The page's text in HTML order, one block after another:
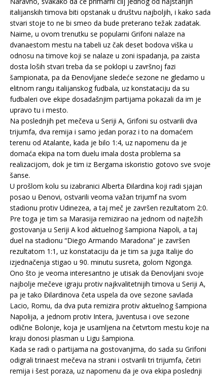
italijanskih timova biti opstanak u društvu najboljih, i kako sada
stvari stoje to ne bi smeo da bude preterano težak zadatak.
Naime, u ovom trenutku se popularni Grifoni nalaze na
dvanaestom mestu na tabeli uz čak deset bodova viška u
odnosu na timove koji se nalaze u zoni ispadanja, pa zaista
dosta loših stvari treba da se poklopi u završnoj fazi
šampionata, pa da Đenovljane sledeće sezone ne gledamo u
elitnom rangu italijanskog fudbala, uz konstataciju da su
fudbaleri ove ekipe dosadašnjim partijama pokazali da im je
upravo tu i mesto.
Na poslednjih pet mečeva u Seriji A, Grifoni su ostvarili dva
trijumfa, dva remija i samo jedan poraz i to na domaćem
terenu od Atalante, kada je bilo 1:4, uz napomenu da je
domaća ekipa na tom duelu imala dosta problema sa
realizacijom, dok je tim iz Bergama iskoristio gotovo sve svoje
šanse.
U prošlom kolu su izabranici Alberta Đilardina koji radi sjajan
posao u Đenovi, ostvarili veoma važan trijumf na svom
stadionu protiv Udinezea, a taj meč je završen rezultatom 2:0.
Pre toga je tim sa Marasija remizirao na jednom od najtežih
gostovanja u Seriji A kod aktuelnog šampiona Napoli, a taj
duel na stadionu “Diego Armando Maradona” je završen
rezultatom 1:1, uz konstataciju da je tim sa juga Italije do
izjednačenja stigao u 90. minutu susreta, golom Ngonga.
Ono što je veoma interesantno je utisak da Đenovljani svoje
najbolje mečeve igraju protiv najkvalitetnijih timova u Seriji A,
pa je tako Đilardinova četa uspela da ove sezone savlada
Lacio, Romu, da dva puta remizira protiv aktuelnog šampiona
Napolija, a jednom protiv Intera, Juventusa i ove sezone
odlične Bolonje, koja je usamljena na četvrtom mestu koje na
kraju donosi plasman u Ligu šampiona.
Kada se radi o partijama na gostovanjima, do sada su Grifoni
odigrali trinaest mečeva na strani i ostvarili tri trijumfa, četiri
remija i šest poraza, uz napomenu da je ova ekipa poslednji